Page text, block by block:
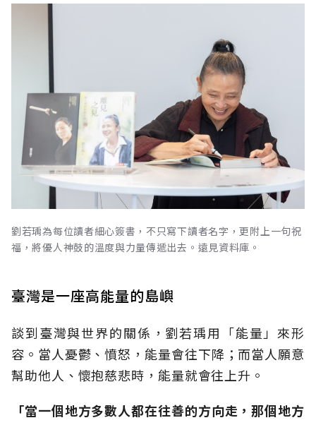
劉若瑀為每位讀者細心簽書，不只寫下讀者名字，更附上一句祝
福，將優人神鼓的溫度與力量傳遞出去。遠見資料庫。
臺灣是一座高能量的島嶼
談到臺灣與世界的關係，劉若瑀用「能量」來形
容。當人憂鬱、憤怒，能量會往下降；而當人願意
幫助他人、懷抱慈悲時，能量就會往上升。
「當一個地方多數人都在往善的方向走，那個地方